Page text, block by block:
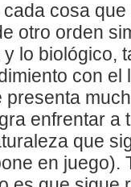
cosa
otro orden
lo biológico,
con el
presenta
enfrentar a
que
en juego).